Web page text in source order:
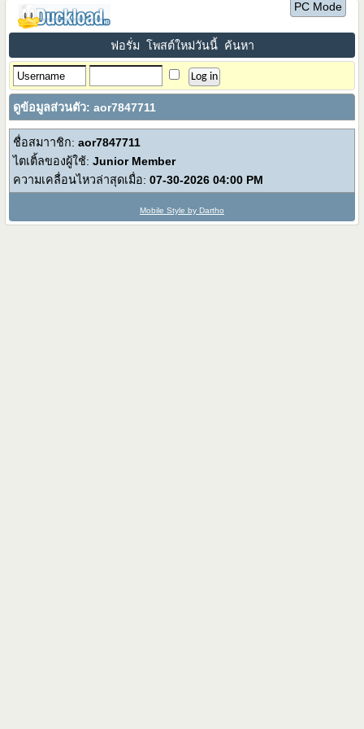
PC Mode
ฟอรั่ม โพสต์ใหม่วันนี้ ค้นหา
ดูข้อมูลส่วนตัว: aor7847711
ชื่อสมาาชิก:aor7847711
ไตเติ้ลของผู้ใช้:Junior Member
ความเคลื่อนไหวล่าสุดเมื่อ: 07-30-202604:00 PM
Mobile Style by Dartho